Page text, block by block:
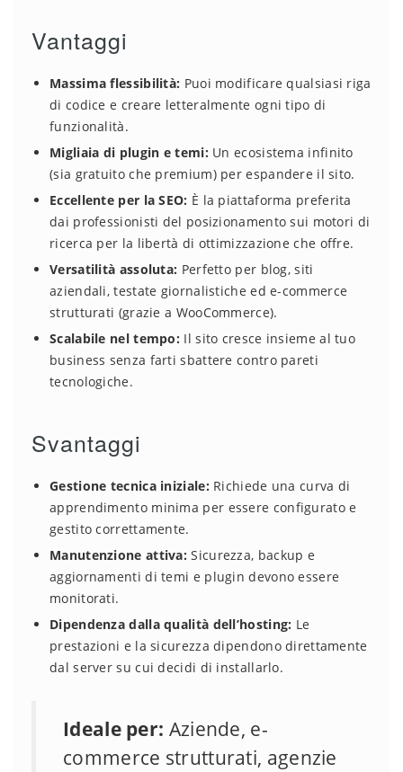
Vantaggi
Massima flessibilità: Puoi modificare qualsiasi riga
di codice e creare letteralmente ogni tipo di
funzionalità.
Migliaia di plugin e temi: Un ecosistema infinito
(sia gratuito che premium) per espandere il sito.
Eccellente per la SEO: È la piattaforma preferita
dai professionisti del posizionamento sui motori di
ricerca per la libertà di ottimizzazione che offre.
Versatilità assoluta: Perfetto per blog, siti
aziendali, testate giornalistiche ed e-commerce
strutturati (grazie a WooCommerce).
Scalabile nel tempo: Il sito cresce insieme al tuo
business senza farti sbattere contro pareti
tecnologiche.
Svantaggi
Gestione tecnica iniziale: Richiede una curva di
apprendimento minima per essere configurato e
gestito correttamente.
Manutenzione attiva: Sicurezza, backup e
aggiornamenti di temi e plugin devono essere
monitorati.
Dipendenza dalla qualità dell’hosting: Le
prestazioni e la sicurezza dipendono direttamente
dal server su cui decidi di installarlo.
Ideale per: Aziende, e-
commerce strutturati, agenzie